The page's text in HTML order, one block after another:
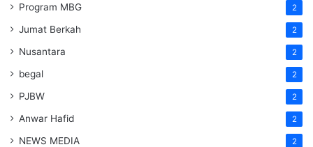
Program MBG 2
Jumat Berkah 2
Nusantara 2
begal 2
PJBW 2
Anwar Hafid 2
NEWS MEDIA 2